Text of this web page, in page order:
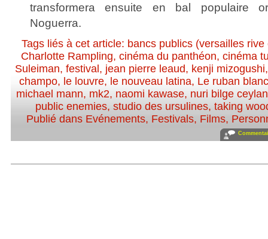
transformera ensuite en bal populaire
Noguerra.
Tags liés à cet article: bancs publics (versailles rive
Charlotte Rampling,cinéma du panthéon,cinéma
Suleiman,festival , jean pierre leaud, kenji mizogushi
champo, le louvre, le nouveau latina, Le ruban
michael mann, mk2, naomi kawase, nuri bilge ceylan
public enemies,studio des ursulines,taking
Publié dans Evénements, Festivals, Films,